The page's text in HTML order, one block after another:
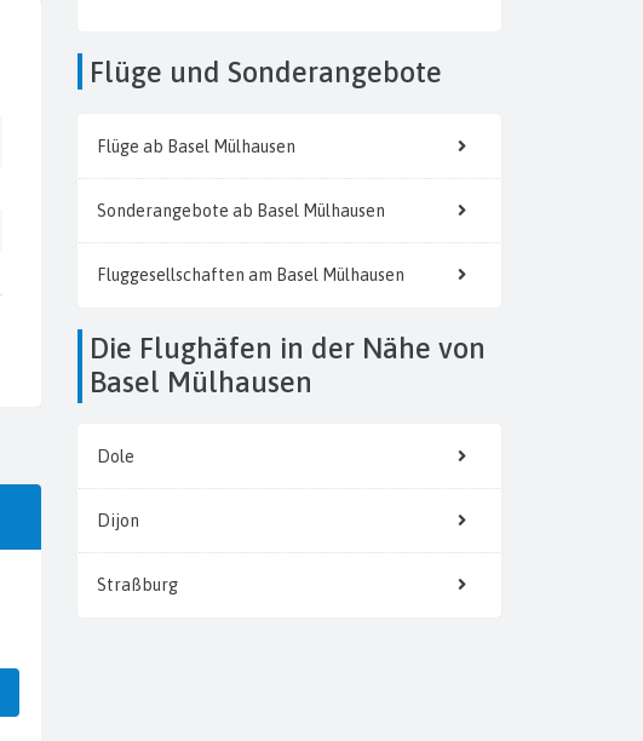
Flüge und Sonderangebote
Flüge ab Basel Mülhausen
Sonderangebote ab Basel Mülhausen
Fluggesellschaften am Basel Mülhausen
Die Flughäfen in der Nähe von
Basel Mülhausen
Dole
Dijon
Straßburg